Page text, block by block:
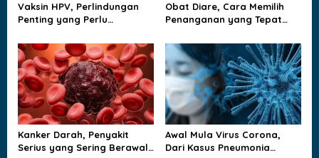
Vaksin HPV, Perlindungan
Penting yang Perlu
Obat Diare, Cara Memilih
Penanganan yang Tepat
Kehilangan Cairan
Kanker Darah, Penyakit
Serius yang Sering Berawal
Awal Mula Virus Corona,
Dari Kasus Pneumonia